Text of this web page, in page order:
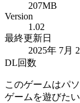
207MB
Version
1.02
最終更新日
2025年 7月
DL回数
このゲームはパ
ゲームを遊びた